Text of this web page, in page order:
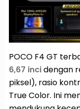
POCO F4 GT
6,67 incidengan
piksel), rasio
True Color. Ini